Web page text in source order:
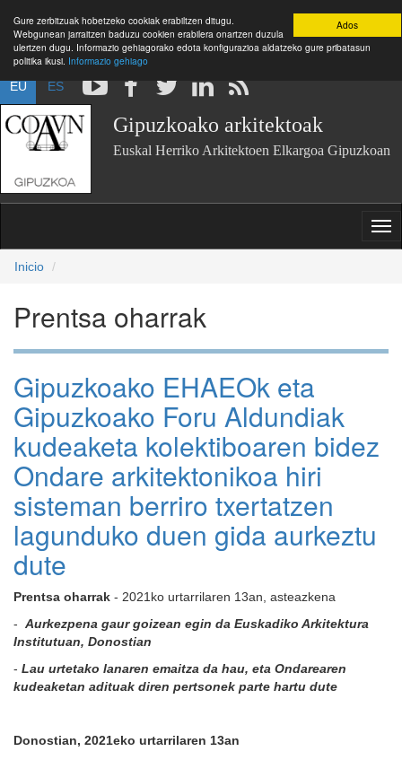
Ados
Gure zerbitzuak hobetzeko cookiak erabiltzen ditugu.
Webgunean jarraitzen baduzu cookien erabilera onartzen duzula
ulertzen dugu. Informazio gehiagorako edota konfigurazioa aldatzeko gure pribatasun
politika ikusi. Informazio gehiago
EU ES
Gipuzkoako arkitektoak
Euskal Herriko Arkitektoen Elkargoa Gipuzkoan
Inicio
Prentsa oharrak
Gipuzkoako EHAEOk eta
Gipuzkoako Foru Aldundiak
kudeaketa kolektiboaren bidez
Ondare arkitektonikoa hiri
sisteman berriro txertatzen
lagunduko duen gida aurkeztu
dute
Prentsa oharrak - 2021ko urtarrilaren 13an, asteazkena
- Aurkezpena gaur goizean egin da Euskadiko Arkitektura
Institutuan, Donostian
- Lau urtetako lanaren emaitza da hau, eta Ondarearen
kudeaketan adituak diren pertsonek parte hartu dute
Donostian, 2021eko urtarrilaren 13an